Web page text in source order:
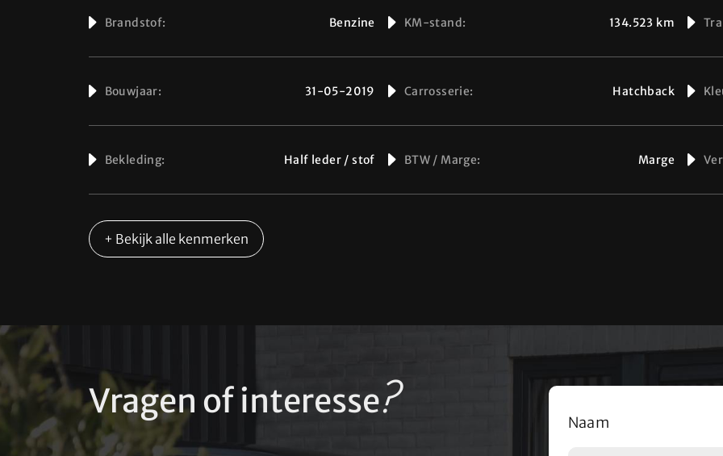
Brandstof: Benzine KM-stand: 134.523 km
Bouwjaar: 31-05-2019 Carrosserie: Hatchback
Bekleding: Half leder / stof BTW / Marge: Marge
+ Bekijk alle kenmerken
Vragen of interesse? Naam